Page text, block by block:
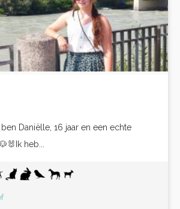
Daniëlle, 16 jaar en een echte
heb...